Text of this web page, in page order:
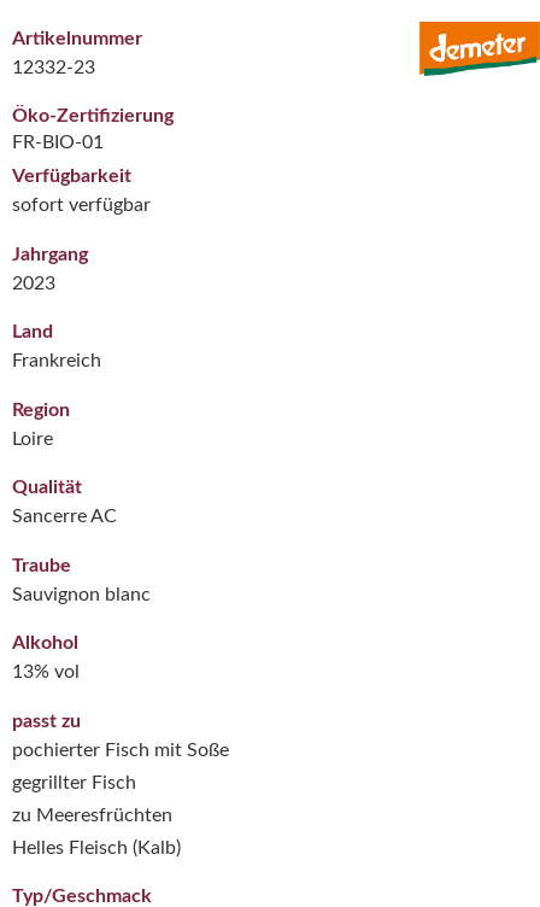
Artikelnummer
12332-23
Öko-Zertifizierung
FR-BIO-01
Verfügbarkeit
sofort verfügbar
Jahrgang
2023
Land
Frankreich
Region
Loire
Qualität
Sancerre AC
Traube
Sauvignon blanc
Alkohol
13% vol
passt zu
pochierter Fisch mit Soße
gegrillter Fisch
zu Meeresfrüchten
Helles Fleisch (Kalb)
Typ/Geschmack